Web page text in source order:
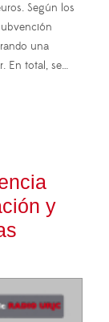
Según los
una
En total, se…
y